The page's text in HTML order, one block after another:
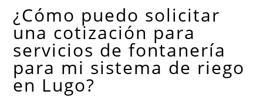
¿Cómo puedo solicitar
una cotización para
servicios de fontanería
para mi sistema de riego
en Lugo?